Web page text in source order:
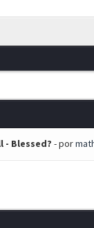
- Blessed? - por